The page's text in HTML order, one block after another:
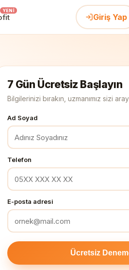
YENI
Giriş Yap
7 Gün Ücretsiz Başlayın
Bilgilerinizi bırakın, uzmanımız sizi
Ad Soyad
Telefon
E-posta adresi
Ücretsiz